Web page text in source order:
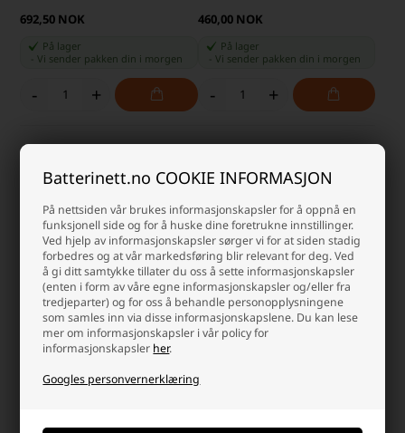
Batterinett.no COOKIE INFORMASJON
På nettsiden vår brukes informasjonskapsler for å oppnå en
funksjonell side og for å huske dine foretrukne innstillinger.
Ved hjelp av informasjonskapsler sørger vi for at siden stadig
forbedres og at vår markedsføring blir relevant for deg. Ved
å gi ditt samtykke tillater du oss å sette informasjonskapsler
(enten i form av våre egne informasjonskapsler og/eller fra
tredjeparter) og for oss å behandle personopplysningene
som samles inn via disse informasjonskapslene. Du kan lese
mer om informasjonskapsler i vår policy for
informasjonskapsler her.
Googles personvernerklæring
692,50 NOK
På lager
-Vi sender pakken din i morgen
- +
460,00 NOK
På lager
Vi sender pakken din i morgen
- +
Batteri 12 Volt til Hitachi EB
1214S 2,0Ah
Batteri 14,4 Volt til Makita 1420-
1435 3,0Ah